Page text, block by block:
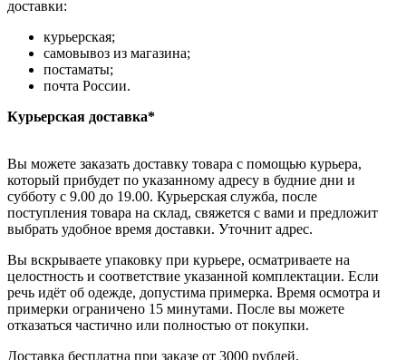
доставки:
курьерская;
самовывоз из магазина;
постаматы;
почта России.
Курьерская доставка*
Вы можете заказать доставку товара с помощью курьера,
который прибудет по указанному адресу в будние дни и
субботу с 9.00 до 19.00. Курьерская служба, после
поступления товара на склад, свяжется с вами и предложит
выбрать удобное время доставки. Уточнит адрес.
Вы вскрываете упаковку при курьере, осматриваете на
целостность и соответствие указанной комплектации. Если
речь идёт об одежде, допустима примерка. Время осмотра и
примерки ограничено 15 минутами. После вы можете
отказаться частично или полностью от покупки.
Доставка бесплатна при заказе от 3000 рублей.